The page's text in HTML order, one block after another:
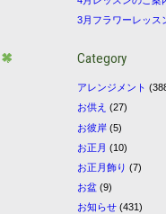
3月フラワーレッス
Category
アレンジメント
お供え (27)
お彼岸 (5)
お正月 (10)
お正月飾り (7)
お盆 (9)
お知らせ (431)